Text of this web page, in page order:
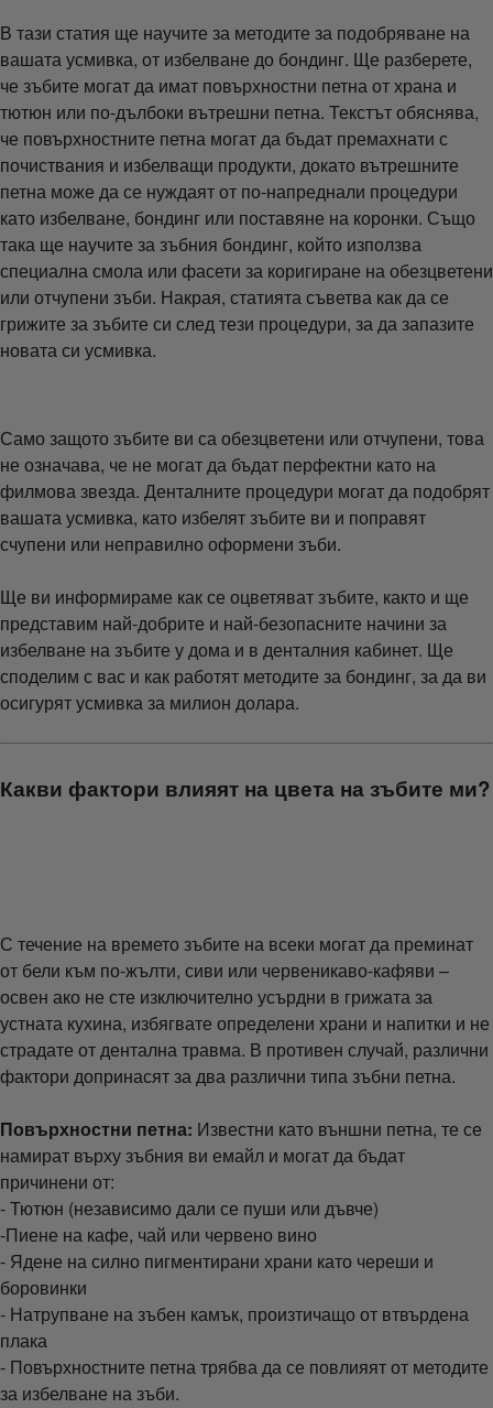
В тази статия ще научите за методите за подобряване на
вашата усмивка, от избелване до бондинг. Ще разберете,
че зъбите могат да имат повърхностни петна от храна и
тютюн или по-дълбоки вътрешни петна. Текстът обяснява,
че повърхностните петна могат да бъдат премахнати с
почиствания и избелващи продукти, докато вътрешните
петна може да се нуждаят от по-напреднали процедури
като избелване, бондинг или поставяне на коронки. Също
така ще научите за зъбния бондинг, който използва
специална смола или фасети за коригиране на обезцветени
или отчупени зъби. Накрая, статията съветва как да се
грижите за зъбите си след тези процедури, за да запазите
новата си усмивка.
Само защото зъбите ви са обезцветени или отчупени, това
не означава, че не могат да бъдат перфектни като на
филмова звезда. Денталните процедури могат да подобрят
вашата усмивка, като избелят зъбите ви и поправят
счупени или неправилно оформени зъби.
Ще ви информираме как се оцветяват зъбите, както и ще
представим най-добрите и най-безопасните начини за
избелване на зъбите у дома и в денталния кабинет. Ще
споделим с вас и как работят методите за бондинг, за да ви
осигурят усмивка за милион долара.
Какви фактори влияят на цвета на зъбите ми?
С течение на времето зъбите на всеки могат да преминат
от бели към по-жълти, сиви или червеникаво-кафяви –
освен ако не сте изключително усърдни в грижата за
устната кухина, избягвате определени храни и напитки и не
страдате от дентална травма. В противен случай, различни
фактори допринасят за два различни типа зъбни петна.
Повърхностни петна: Известни като външни петна, те се
намират върху зъбния ви емайл и могат да бъдат
причинени от:
- Тютюн (независимо дали се пуши или дъвче)
-Пиене на кафе, чай или червено вино
- Ядене на силно пигментирани храни като череши и
боровинки
- Натрупване на зъбен камък, произтичащо от втвърдена
плака
- Повърхностните петна трябва да се повлияят от методите
за избелване на зъби.